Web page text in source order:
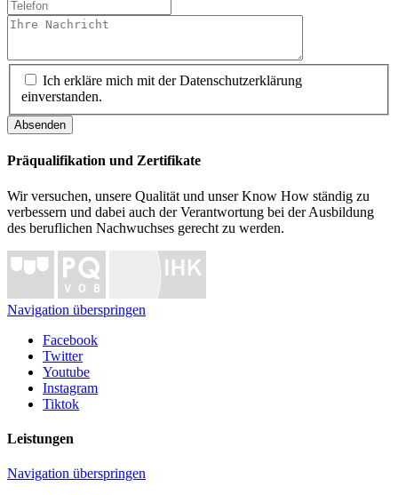
Ich erkläre mich mit der Datenschutzerklärung
einverstanden.
Absenden
Präqualifikation und Zertifikate
Wir versuchen, unsere Qualität und unser Know How ständig zu
verbessern und dabei auch der Verantwortung bei der Ausbildung
des beruflichen Nachwuchses gerecht zu werden.
Navigation überspringen
Facebook
Twitter
Youtube
Instagram
Tiktok
Leistungen
Navigation überspringen